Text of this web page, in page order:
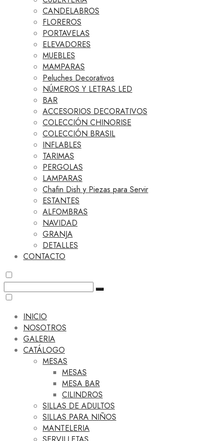
CANDELABROS
FLOREROS
PORTAVELAS
ELEVADORES
MUEBLES
MAMPARAS
Peluches Decorativos
NÚMEROS Y LETRAS LED
BAR
ACCESORIOS DECORATIVOS
COLECCIÓN CHINORISE
COLECCIÓN BRASIL
INFLABLES
TARIMAS
PERGOLAS
LAMPARAS
Chafin Dish y Piezas para Servir
ESTANTES
ALFOMBRAS
NAVIDAD
GRANJA
DETALLES
CONTACTO
INICIO
NOSOTROS
GALERIA
CATÁLOGO
MESAS
MESAS
MESA BAR
CILINDROS
SILLAS DE ADULTOS
SILLAS PARA NIÑOS
MANTELERIA